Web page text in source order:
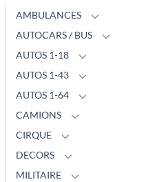
AMBULANCES
AUTOCARS / BUS
AUTOS 1-18
AUTOS 1-43
AUTOS 1-64
CAMIONS
CIRQUE
DECORS
MILITAIRE